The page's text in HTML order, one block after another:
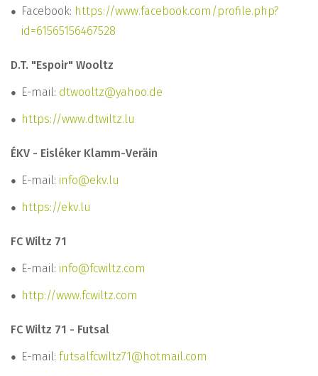
Facebook: https://www.facebook.com/profile.php?
id=61565156467528
D.T. "Espoir" Wooltz
E-mail: dtwooltz@yahoo.de
https://www.dtwiltz.lu
ÉKV - Eisléker Klamm-Veräin
E-mail: info@ekv.lu
https://ekv.lu
FC Wiltz 71
E-mail: info@fcwiltz.com
http://www.fcwiltz.com
FC Wiltz 71 - Futsal
E-mail: futsalfcwiltz71@hotmail.com